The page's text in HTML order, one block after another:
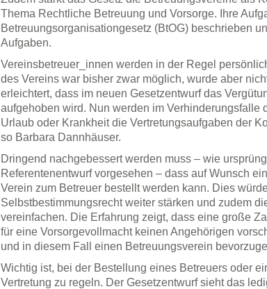
Thema Rechtliche Betreuung und Vorsorge. Ihre
Betreuungsorganisationgesetz (BtOG) beschrieben
Aufgaben.
Vereinsbetreuer_innen werden in der Regel
des Vereins war bisher zwar möglich, wurde aber
erleichtert, dass im neuen Gesetzentwurf das
aufgehoben wird. Nun werden im Verhinderungsfalle
Urlaub oder Krankheit die Vertretungsaufgaben der
so Barbara Dannhäuser.
Dringend nachgebessert werden muss – wie
Referentenentwurf vorgesehen – dass auf Wunsch
Verein zum Betreuer bestellt werden kann. Dies
Selbstbestimmungsrecht weiter stärken und zudem
vereinfachen. Die Erfahrung zeigt, dass eine große
für eine Vorsorgevollmacht keinen Angehörigen
und in diesem Fall einen Betreuungsverein
Wichtig ist, bei der Bestellung eines Betreuers oder
Vertretung zu regeln. Der Gesetzentwurf sieht das